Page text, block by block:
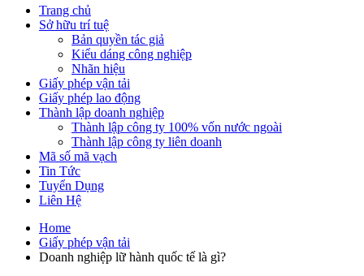
Trang chủ
Sở hữu trí tuệ
Bản quyền tác giả
Kiểu dáng công nghiệp
Nhãn hiệu
Giấy phép vận tải
Giấy phép lao động
Thành lập doanh nghiệp
Thành lập công ty 100% vốn nước ngoài
Thành lập công ty liên doanh
Mã số mã vạch
Tin Tức
Tuyển Dụng
Liên Hệ
Home
Giấy phép vận tải
Doanh nghiệp lữ hành quốc tế là gì?